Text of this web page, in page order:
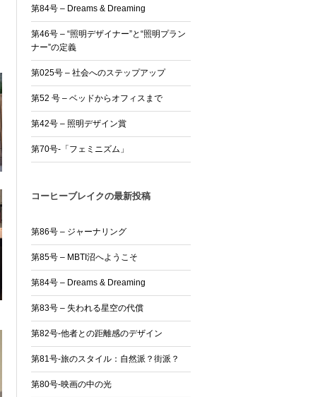
第84号 – Dreams & Dreaming
第46号 – “照明デザイナー”と“照明プラン
ナー”の定義
第025号 – 社会へのステップアップ
第52 号 – ベッドからオフィスまで
第42号 – 照明デザイン賞
第70号-「フェミニズム」
コーヒーブレイクの最新投稿
第86号 – ジャーナリング
第85号 – MBTI沼へようこそ
第84号 – Dreams & Dreaming
第83号 – 失われる星空の代償
第82号-他者との距離感のデザイン
第81号-旅のスタイル：自然派？街派？
第80号-映画の中の光